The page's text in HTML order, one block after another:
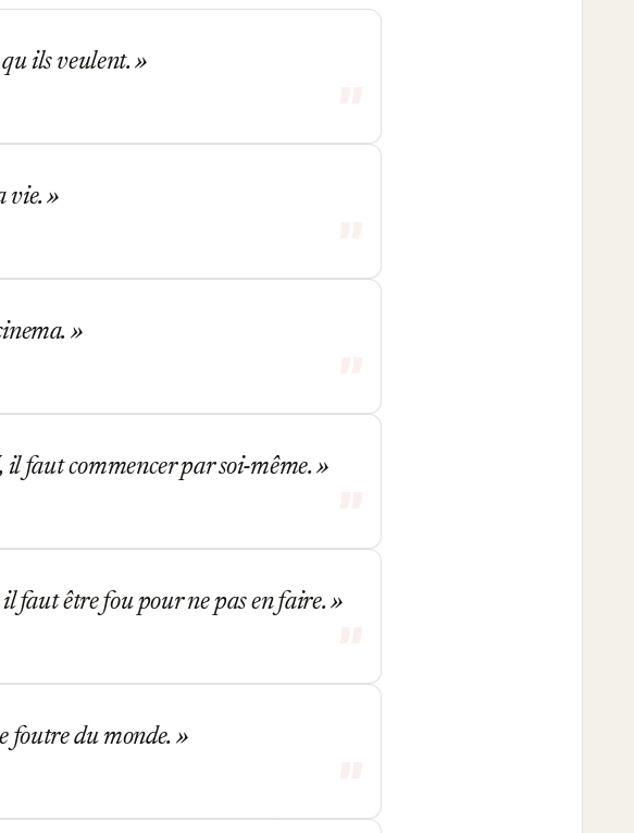
qu ils veulent.
vie.
faut commencer par soi-même.
faut être fou pour ne pas en faire.
foutre du monde.